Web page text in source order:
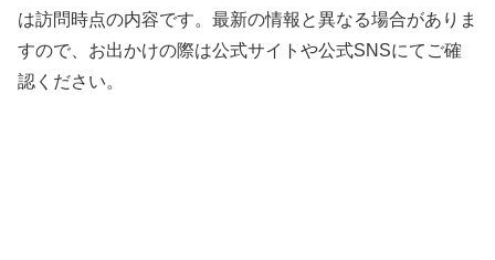
は訪問時点の内容です。最新の情報と異なる場合がありま
すので、お出かけの際は公式サイトや公式SNSにてご確
認ください。